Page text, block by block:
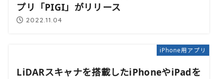
プリ「PIGI」がリリース
2022.11.04
iPhone用アプリ
LiDARスキャナを搭載したiPhoneやiPadを